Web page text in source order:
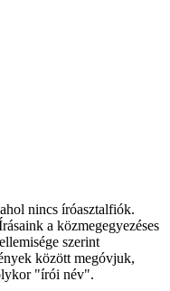
nincs íróasztalfiók.
a közmegegyezéses
szerint
között megóvjuk,
"írói név".